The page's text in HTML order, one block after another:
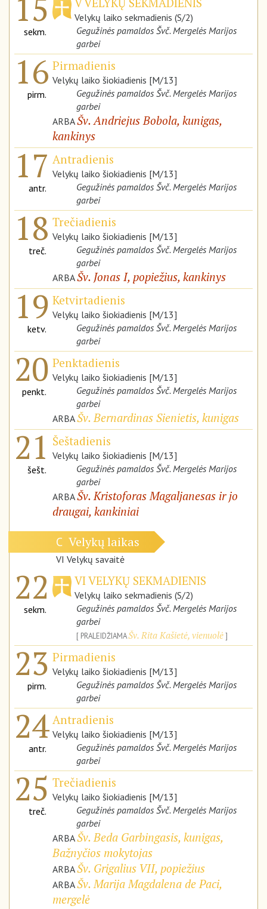
15
sekm.
Velykų laiko sekmadienis (S/2)
Gegužinės pamaldos Švč. Mergelės Marijos
garbei
16
pirm.
Pirmadienis
Velykų laiko šiokiadienis [M/13]
Gegužinės pamaldos Švč. Mergelės Marijos
garbei
ARBAŠv. Andriejus Bobola, kunigas,
kankinys
17
antr.
Antradienis
Velykų laiko šiokiadienis [M/13]
Gegužinės pamaldos Švč. Mergelės Marijos
garbei
18
treč.
Trečiadienis
Velykų laiko šiokiadienis [M/13]
Gegužinės pamaldos Švč. Mergelės Marijos
garbei
ARBAŠv. Jonas I, popiežius, kankinys
19
ketv.
Ketvirtadienis
Velykų laiko šiokiadienis [M/13]
Gegužinės pamaldos Švč. Mergelės Marijos
garbei
20
penkt.
Penktadienis
Velykų laiko šiokiadienis [M/13]
Gegužinės pamaldos Švč. Mergelės Marijos
garbei
ARBAŠv. Bernardinas Sienietis, kunigas
21
šešt.
Šeštadienis
Velykų laiko šiokiadienis [M/13]
Gegužinės pamaldos Švč. Mergelės Marijos
garbei
ARBAŠv. Kristoforas Magaljanesas ir jo
draugai, kankiniai
C Velykų laikas
VI Velykų savaitė
22
sekm.
VI VELYKŲ SEKMADIENIS
Velykų laiko sekmadienis (S/2)
Gegužinės pamaldos Švč. Mergelės Marijos
garbei
PRALEIDŽIAMAŠv. Rita Kašietė, vienuolė
23
pirm.
Pirmadienis
Velykų laiko šiokiadienis [M/13]
Gegužinės pamaldos Švč. Mergelės Marijos
garbei
24
antr.
Antradienis
Velykų laiko šiokiadienis [M/13]
Gegužinės pamaldos Švč. Mergelės Marijos
garbei
25
treč.
Trečiadienis
Velykų laiko šiokiadienis [M/13]
Gegužinės pamaldos Švč. Mergelės Marijos
garbei
ARBAŠv. Beda Garbingasis, kunigas,
Bažnyčios mokytojas
ARBAŠv. Grigalius VII, popiežius
ARBAŠv. Marija Magdalena de Paci,
mergelė